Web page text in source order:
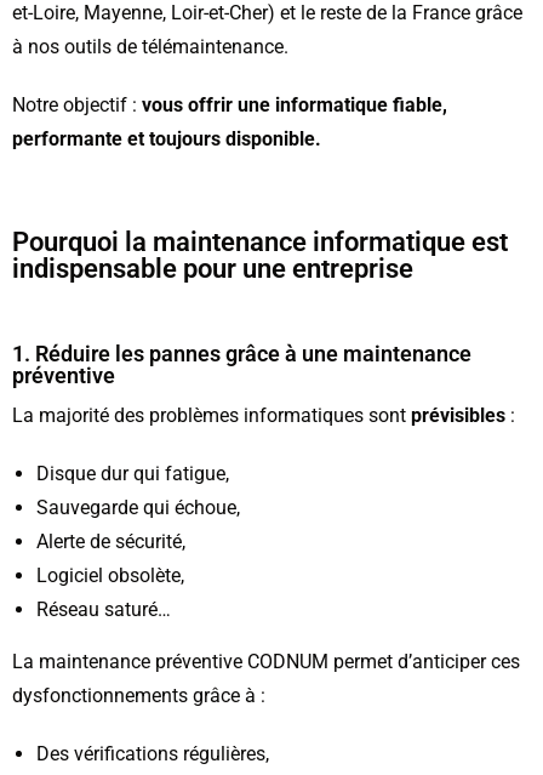
et-Loire, Mayenne, Loir-et-Cher) et le reste de la France grâce
à nos outils de télémaintenance.
Notre objectif : vous offrir une informatique fiable,
performante et toujours disponible.
Pourquoi la maintenance informatique est
indispensable pour une entreprise
1. Réduire les pannes grâce à une maintenance
préventive
La majorité des problèmes informatiques sont prévisibles :
Disque dur qui fatigue,
Sauvegarde qui échoue,
Alerte de sécurité,
Logiciel obsolète,
Réseau saturé…
La maintenance préventive CODNUM permet d’anticiper ces
dysfonctionnements grâce à :
Des vérifications régulières,